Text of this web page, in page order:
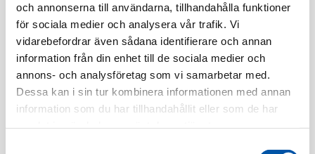
och annonserna till användarna, tillhandahålla funktioner
för sociala medier och analysera vår trafik. Vi
vidarebefordrar även sådana identifierare och annan
information från din enhet till de sociala medier och
annons- och analysföretag som vi samarbetar med.
Dessa kan i sin tur kombinera informationen med annan
information som du har tillhandahållit eller som de har
Beskrivning
Specifikation